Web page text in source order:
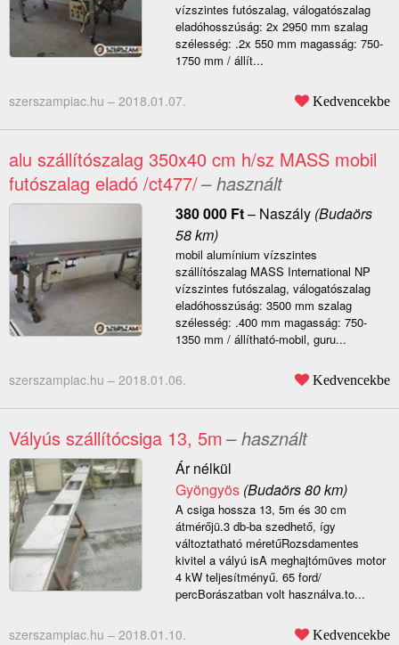
vízszintes futószalag, válogatószalag
eladóhosszúság: 2x 2950 mm szalag
szélesség: .2x 550 mm magasság: 750-
1750 mm / állít...
szerszampiac.hu – 2018.01.07. Kedvencekbe
alu szállítószalag 350x40 cm h/sz MASS mobil
futószalag eladó /ct477/– használt
380 000 Ft– Naszály(Budaörs
58 km)
mobil alumínium vízszintes
szállítószalag MASS International NP
vízszintes futószalag, válogatószalag
eladóhosszúság: 3500 mm szalag
szélesség: .400 mm magasság: 750-
1350 mm / állítható-mobil, guru...
szerszampiac.hu – 2018.01.06. Kedvencekbe
Vályús szállítócsiga 13, 5m– használt
Ár nélkül
Gyöngyös(Budaörs 80 km)
A csiga hossza 13, 5m és 30 cm
átmérőjü.3 db-ba szedhető, így
változtatható méretűRozsdamentes
kivitel a vályú isA meghajtómüves motor
4 kW teljesítményű. 65 ford/
percBorászatban volt használva.to...
szerszampiac.hu – 2018.01.10. Kedvencekbe